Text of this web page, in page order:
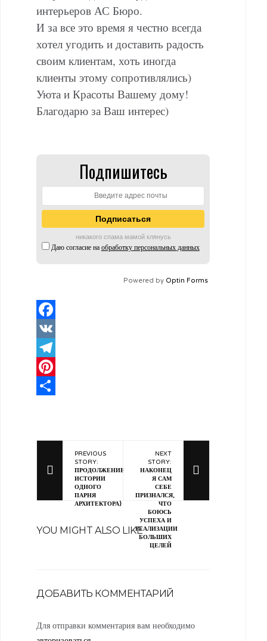
интерьеров АС Бюро.
И за все это время я честно всегда
хотел угодить и доставить радость
своим клиентам, хоть иногда
клиенты этому сопротивлялись)
Уюта и Красоты Вашему дому!
Благодарю за Ваш интерес)
Подпишитесь
никакого спама мамой клянусь
Даю согласие на обработку персональных данных
Powered by Optin Forms
Facebook
VK
Telegram
Pinterest
PREVIOUS
STORY:
ПРОДОЛЖЕНИЕ
ИСТОРИИ
ОДНОГО
ПАРНЯ
АРХИТЕКТОРА)
NEXT
STORY:
НАКОНЕЦ
Я САМ
СЕБЕ
ПРИЗНАЛСЯ,
ЧТО
БОЮСЬ
УСПЕХА И
РЕАЛИЗАЦИИ
БОЛЬШИХ
ЦЕЛЕЙ
YOU MIGHT ALSO LIKE
ДОБАВИТЬ КОММЕНТАРИЙ
Для отправки комментария вам необходимо